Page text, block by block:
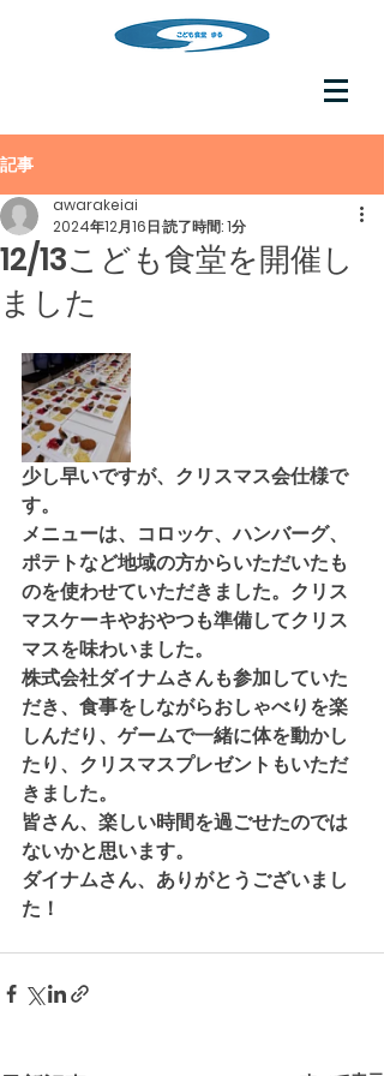
記事
12/13こども食堂を開催し
ました
awarakeiai
2024年12月16日読了時間: 1分
少し早いですが、クリスマス会仕様で
す。
メニューは、コロッケ、ハンバーグ、
ポテトなど地域の方からいただいたも
のを使わせていただきました。クリス
マスケーキやおやつも準備してクリス
マスを味わいました。
株式会社ダイナムさんも参加していた
だき、食事をしながらおしゃべりを楽
しんだり、ゲームで一緒に体を動かし
たり、クリスマスプレゼントもいただ
きました。
皆さん、楽しい時間を過ごせたのでは
ないかと思います。
ダイナムさん、ありがとうございまし
た！